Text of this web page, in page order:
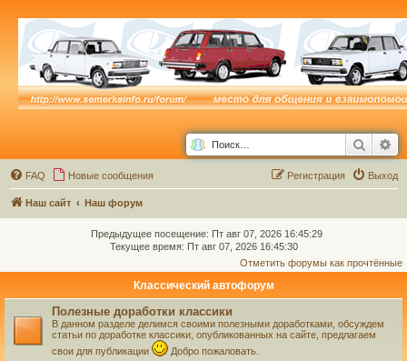
Поиск
FAQ Новые сообщения Выход
Регистрация
Наш сайт Наш форум
Предыдущее посещение: Пт авг 07, 2026 16:45:29
Текущее время: Пт авг 07, 2026 16:45:30
Отметить форумы как прочтённые
Классический автофорум
Полезные доработки классики
В данном разделе делимся своими полезными доработками, обсуждем
статьи по доработке классики, опубликованных на сайте, предлагаем
свои для публикации
Добро пожаловать.